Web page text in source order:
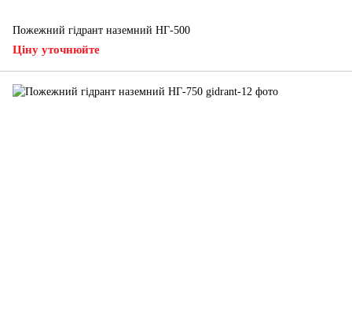
Пожежний гідрант наземний НГ-500
Ціну уточнюйте